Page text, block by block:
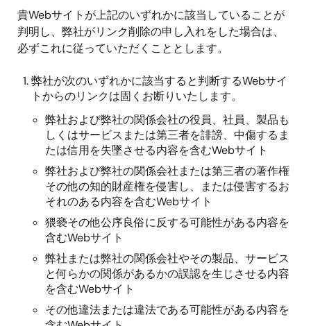
貴Webサイトが上記のいずれかに該当していることが
判明し、弊社がリンク削除の申し入れをした場合は、
必ずこれに従っていただくこととします。
弊社が次のいずれかに該当すると判断するWebサイ
トからのリンクは固くお断りいたします。
弊社および弊社の関係会社の役員、社員、製品も
しくはサービスまたは第三者を誹謗、中傷するま
たは信用を失墜させる内容を含むWebサイト
弊社および弊社の関係会社または第三者の著作権
その他の知的財産権を侵害し、または侵害するお
それのある内容を含むWebサイト
猥褻その他公序良俗に反する可能性がある内容を
含むWebサイト
弊社または弊社の関係会社やその製品、サービス
と何らかの関係があるかの誤認を生じさせる内容
を含むWebサイト
その他違法または違法である可能性がある内容を